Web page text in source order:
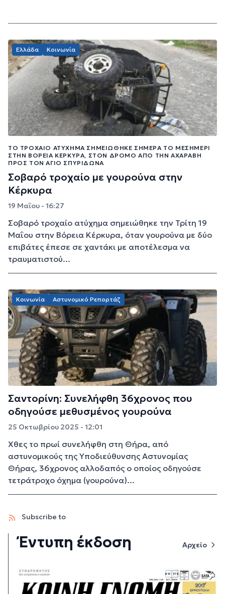
Ελλάδα Κοινωνία
ΤΟ ΤΡΟΧΑΊΟ ΑΤΎΧΗΜΑ ΣΗΜΕΙΏΘΗΚΕ ΣΉΜΕΡΑ ΤΟ ΜΕΣΗΜΈΡΙ
ΣΤΗΝ ΒΌΡΕΙΑ ΚΈΡΚΥΡΑ, ΣΤΟΝ ΔΡΌΜΟ ΑΠΌ ΤΗΝ ΑΧΑΡΆΒΗ
ΠΡΟΣ ΤΟΝ ΆΓΙΟ ΣΠΥΡΊΔΩΝΑ
Σοβαρό τροχαίο με γουρούνα στην
Κέρκυρα
19 Μαΐου - 16:27
Σοβαρό τροχαίο ατύχημα σημειώθηκε την Τρίτη 19
Μαΐου στην Βόρεια Κέρκυρα, όταν γουρούνα με δύο
επιβάτες έπεσε σε χαντάκι με αποτέλεσμα να
τραυματιστού...
Κοινωνία Αστυνομικό Ρεπορτάζ
Σαντορίνη: Συνελήφθη 36χρονος που
οδηγούσε μεθυσμένος γουρούνα
25 Οκτωβρίου 2025 - 12:01
Χθες το πρωί συνελήφθη στη Θήρα, από
αστυνομικούς της Υποδιεύθυνσης Αστυνομίας
Θήρας, 36χρονος αλλοδαπός ο οποίος οδηγούσε
τετράτροχο όχημα (γουρούνα)...
Subscribe to
Έντυπη έκδοση Αρχείο